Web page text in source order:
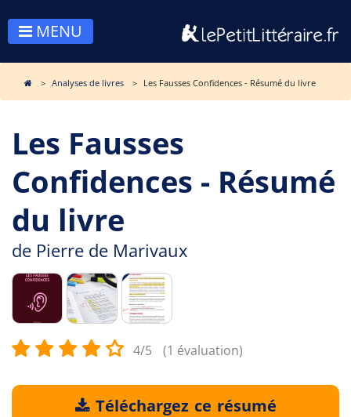
MENU
Analyses de livres Les Fausses Confidences - Résumé du livre
Les Fausses
Confidences - Résumé
du livre
de Pierre de Marivaux
4/5 (1 évaluation)
Téléchargez ce résumé